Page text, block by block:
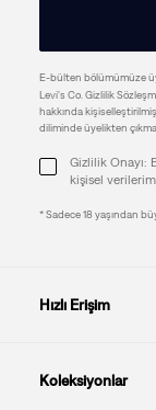
E-bülten bölümümüze
Levi's Co. Gizlilik
hakkında
diliminde üyelikten
Gizlilik Onayı:
kişisel
* Sadece 18 yaşından
Hızlı Erişim
Koleksiyonlar